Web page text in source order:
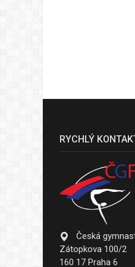
RYCHLÝ
Česká
Zátopkova 100/2
160 17 Praha 6